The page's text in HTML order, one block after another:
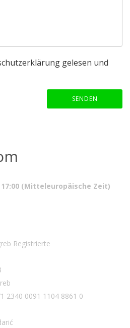
gelesen und
SENDEN
(Mitteleuropäische Zeit)
Registrierte
2340 0091 1104 8861 0